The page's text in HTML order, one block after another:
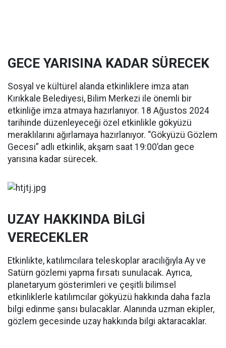
GECE YARISINA KADAR SÜRECEK
Sosyal ve kültürel alanda etkinliklere imza atan
Kırıkkale Belediyesi, Bilim Merkezi ile önemli bir
etkinliğe imza atmaya hazırlanıyor. 18 Ağustos 2024
tarihinde düzenleyeceği özel etkinlikle gökyüzü
meraklılarını ağırlamaya hazırlanıyor. “Gökyüzü Gözlem
Gecesi” adlı etkinlik, akşam saat 19:00’dan gece
yarısına kadar sürecek.
UZAY HAKKINDA BİLGİ
VERECEKLER
Etkinlikte, katılımcılara teleskoplar aracılığıyla Ay ve
Satürn gözlemi yapma fırsatı sunulacak. Ayrıca,
planetaryum gösterimleri ve çeşitli bilimsel
etkinliklerle katılımcılar gökyüzü hakkında daha fazla
bilgi edinme şansı bulacaklar. Alanında uzman ekipler,
gözlem gecesinde uzay hakkında bilgi aktaracaklar.